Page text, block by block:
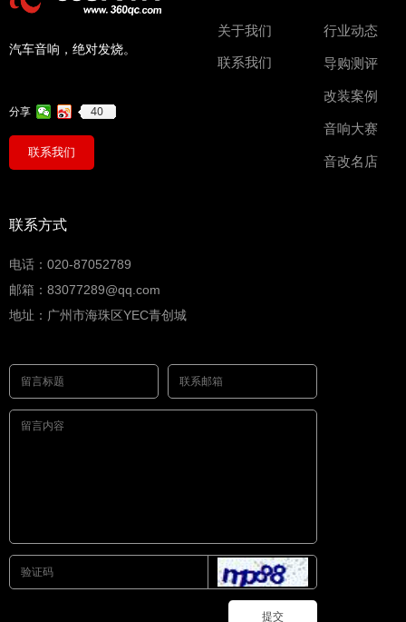
联系我们
汽车音响，绝对发烧。
分享 40
关于我们
联系我们
行业动态
导购测评
改装案例
音响大赛
音改名店
提交
联系方式
电话：020-87052789
邮箱：83077289@qq.com
地址：广州市海珠区YEC青创城